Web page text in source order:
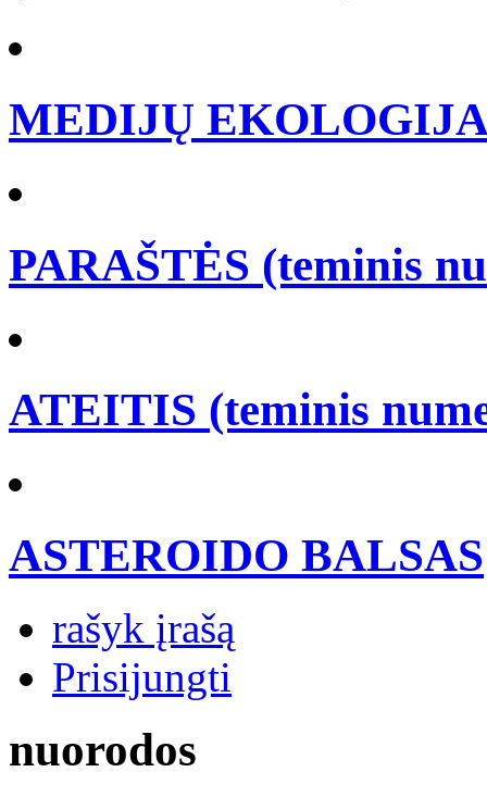
MEDIJŲ
PARAŠTĖS (teminis
ATEITIS (teminis
ASTEROIDO BALSAS
rašyk įrašą
Prisijungti
nuorodos